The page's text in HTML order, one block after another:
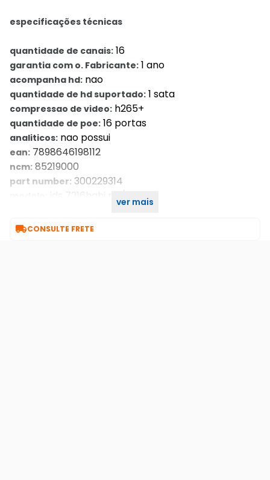
especificações técnicas
quantidade de canais: 16
garantia com o. Fabricante: 1 ano
acompanha hd: nao
quantidade de hd suportado: 1 sata
compressao de video: h265+
quantidade de poe: 16 portas
analiticos: nao possui
ean: 7898646198112
ncm: 85219000
part number: 300229314
ids 7216hqhi m1/xtver mais
CONSULTE FRETE